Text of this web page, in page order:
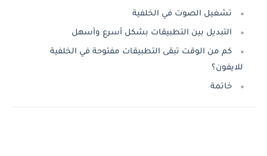
تشغيل الصوت في الخلفية
التبديل بين التطبيقات بشكل أسرع وأسهل
كم من الوقت تبقى التطبيقات مفتوحة في الخلفية
للايفون؟
خاتمة